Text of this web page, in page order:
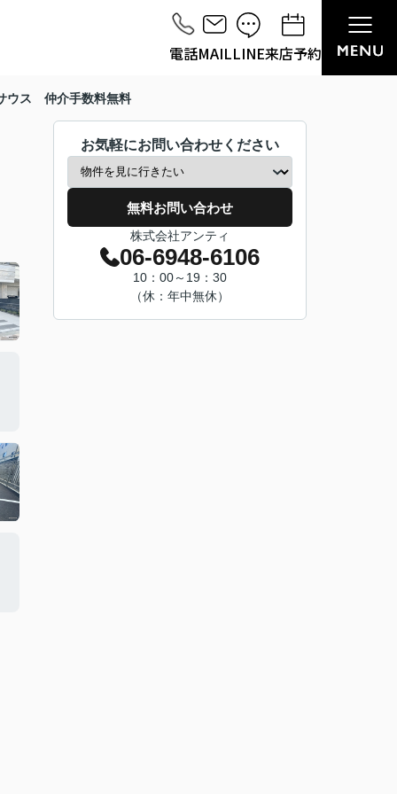
電話MAILLINE来店予約
ウス 仲介手数料無料
お気軽にお問い合わせください
無料お問い合わせ
株式会社アンティ
06-6948-6106
10：00～19：30
（休：年中無休）